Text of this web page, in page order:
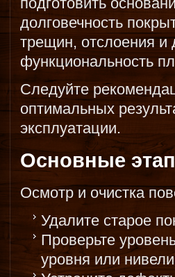
долговечность
трещин, отслоения и
функциональность
Следуйте
оптимальных
эксплуатации.
Основные
Осмотр и очистка
Удалите старое
Проверьте
уровня или